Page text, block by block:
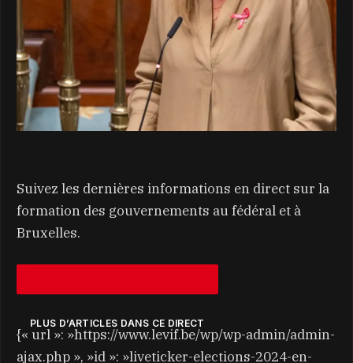
Suivez les dernières informations en direct sur la
formation des gouvernements au fédéral et à
Bruxelles.
PLUS D’ARTICLES DANS CE DIRECT
{« url »: »https://www.levif.be/wp/wp-admin/admin-
ajax.php », »id »: »liveticker-elections-2024-en-